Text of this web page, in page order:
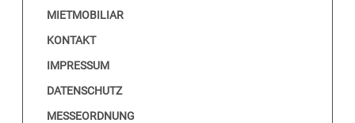
MIETMOBILIAR
KONTAKT
IMPRESSUM
DATENSCHUTZ
MESSEORDNUNG